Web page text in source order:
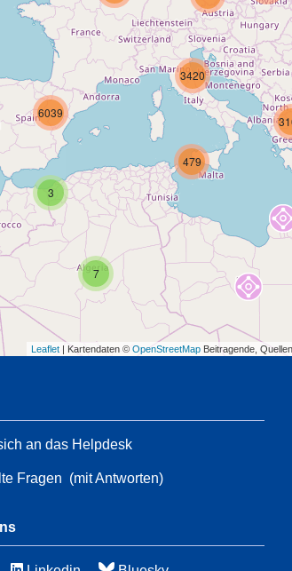
110
7
3420
3
479
6039
Leaflet | Kartendaten © OpenStreetMap Beitragende,
an das Helpdesk
Fragen (mit Antworten)